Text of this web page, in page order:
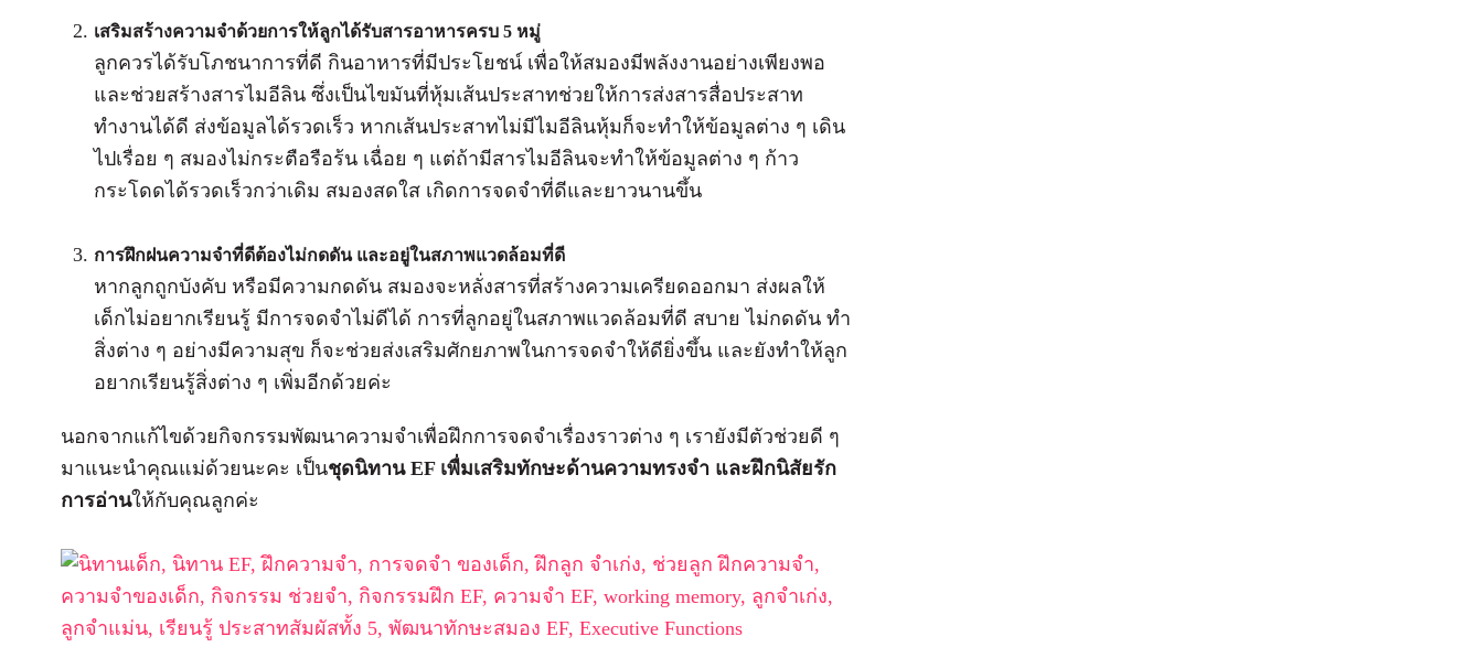
เสริมสร้างความจำด้วยการให้ลูกได้รับสารอาหารครบ 5 หมู่
ลูกควรได้รับโภชนาการที่ดี กินอาหารที่มีประโยชน์ เพื่อให้สมองมีพลังงานอย่างเพียงพอ
และช่วยสร้างสารไมอีลิน ซึ่งเป็นไขมันที่หุ้มเส้นประสาทช่วยให้การส่งสารสื่อประสาท
ทำงานได้ดี ส่งข้อมูลได้รวดเร็ว หากเส้นประสาทไม่มีไมอีลินหุ้มก็จะทำให้ข้อมูลต่าง ๆ เดิน
ไปเรื่อย ๆ สมองไม่กระตือรือร้น เฉื่อย ๆ แต่ถ้ามีสารไมอีลินจะทำให้ข้อมูลต่าง ๆ ก้าว
กระโดดได้รวดเร็วกว่าเดิม สมองสดใส เกิดการจดจำที่ดีและยาวนานขึ้น
การฝึกฝนความจำที่ดีต้องไม่กดดัน และอยู่ในสภาพแวดล้อมที่ดี
หากลูกถูกบังคับ หรือมีความกดดัน สมองจะหลั่งสารที่สร้างความเครียดออกมา ส่งผลให้
เด็กไม่อยากเรียนรู้ มีการจดจำไม่ดีได้ การที่ลูกอยู่ในสภาพแวดล้อมที่ดี สบาย ไม่กดดัน ทำ
สิ่งต่าง ๆ อย่างมีความสุข ก็จะช่วยส่งเสริมศักยภาพในการจดจำให้ดียิ่งขึ้น และยังทำให้ลูก
อยากเรียนรู้สิ่งต่าง ๆ เพิ่มอีกด้วยค่ะ
นอกจากแก้ไขด้วยกิจกรรมพัฒนาความจำเพื่อฝึกการจดจำเรื่องราวต่าง ๆ เรายังมีตัวช่วยดี ๆ
มาแนะนำคุณแม่ด้วยนะคะ เป็นชุดนิทาน EF เพื่มเสริมทักษะด้านความทรงจำ และฝึกนิสัยรัก
การอ่านให้กับคุณลูกค่ะ